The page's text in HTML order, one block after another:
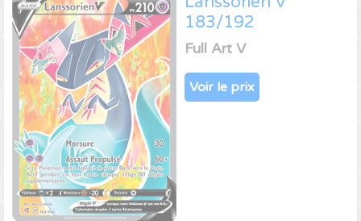
183/192
Full Art V
Voir le prix